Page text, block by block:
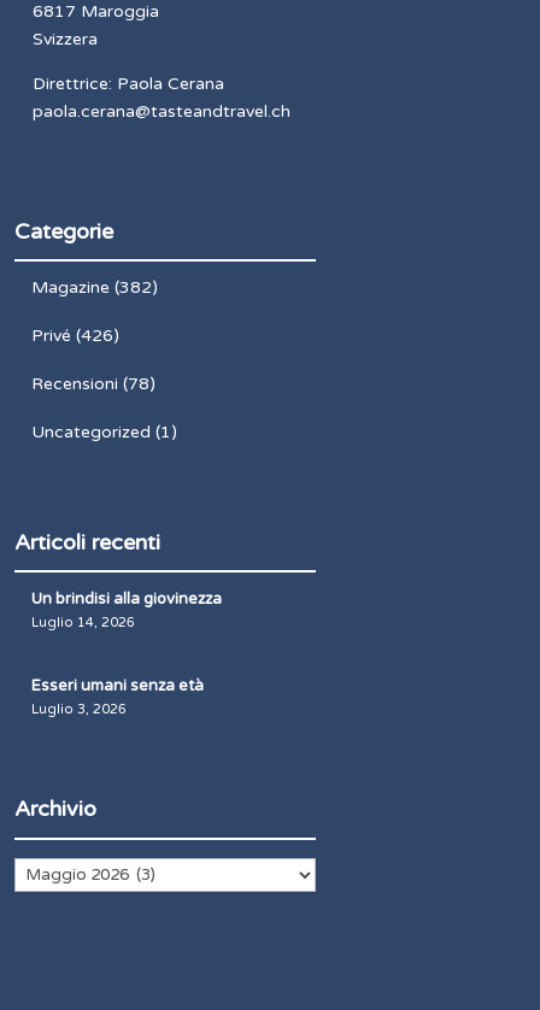
6817 Maroggia
Svizzera
Direttrice: Paola Cerana
paola.cerana@tasteandtravel.ch
Categorie
Magazine (382)
Privé (426)
Recensioni (78)
Uncategorized (1)
Articoli recenti
Un brindisi alla giovinezza
Luglio 14, 2026
Esseri umani senza età
Luglio 3, 2026
Archivio